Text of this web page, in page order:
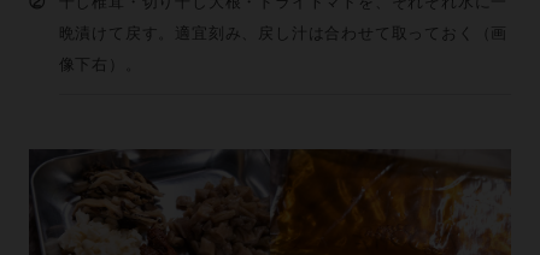
晩漬けて戻す。適宜刻み、戻し汁は合わせて取っておく（画
像下右）。